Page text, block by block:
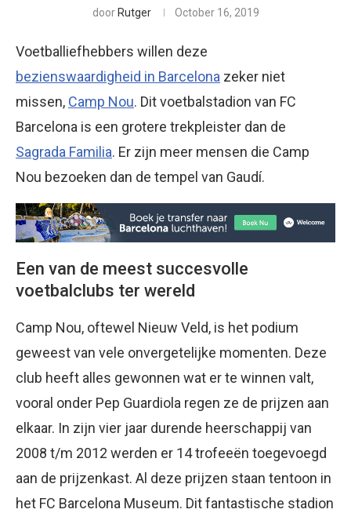
door Rutger October 16, 2019
Voetballiefhebbers willen deze
bezienswaardigheid in Barcelona zeker niet
missen, Camp Nou. Dit voetbalstadion van FC
Barcelona is een grotere trekpleister dan de
Sagrada Familia. Er zijn meer mensen die Camp
Nou bezoeken dan de tempel van Gaudí.
Een van de meest succesvolle
voetbalclubs ter wereld
Camp Nou, oftewel Nieuw Veld, is het podium
geweest van vele onvergetelijke momenten. Deze
club heeft alles gewonnen wat er te winnen valt,
vooral onder Pep Guardiola regen ze de prijzen aan
elkaar. In zijn vier jaar durende heerschappij van
2008 t/m 2012 werden er 14 trofeeën toegevoegd
aan de prijzenkast. Al deze prijzen staan tentoon in
het FC Barcelona Museum. Dit fantastische stadion